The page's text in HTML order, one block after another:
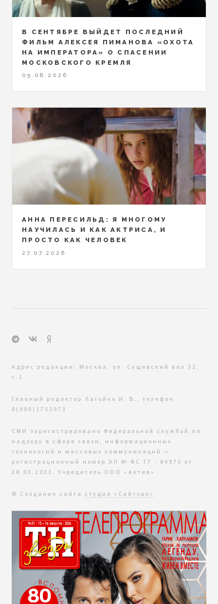
В СЕНТЯБРЕ ВЫЙДЕТ ПОСЛЕДНИЙ
ФИЛЬМ АЛЕКСЕЯ ПИМАНОВА «ОХОТА
НА ИМПЕРАТОРА» О СПАСЕНИИ
МОСКОВСКОГО КРЕМЛЯ
05.08.2026
АННА ПЕРЕСИЛЬД: Я МНОГОМУ
НАУЧИЛАСЬ И КАК АКТРИСА, И
ПРОСТО КАК ЧЕЛОВЕК
27.07.2026
Адрес редакции: Москва, ул. Сущевский вал 31,
с.1
Главный редактор Лагойко И. В., телефон
8(906)1753973
СМИ зарегистрировано Федеральной службой по
надзору в сфере связи, информационных
технологий и массовых коммуникаций —
регистрационный номер ЭЛ № ФС 77 - 84975 от
28.03.2023. Учредитель ООО «Актив»
© Создание сайта студия «Сайтово»